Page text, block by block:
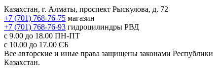
Казахстан, г. Алматы, проспект Рыскулова, д. 72
+7 (701) 768-76-75 магазин
+7 (701) 768-76-93 гидроцилиндры РВД
с 9.00 до 18.00 ПН-ПТ
с 10.00 до 17.00 СБ
Все авторские и иные права защищены законами Республики
Казахстан.